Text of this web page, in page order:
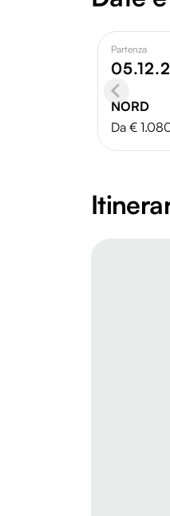
Partenza
NORD
Da €